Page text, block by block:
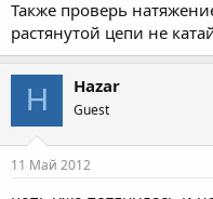
Также проверь
растянутой цепи не
H Hazar
Guest
11 Май 2012